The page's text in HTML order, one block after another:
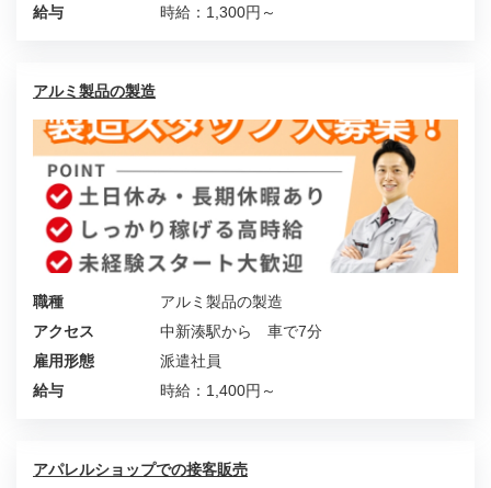
給与 時給：1,300円～
アルミ製品の製造
職種
アルミ製品の製造
アクセス
中新湊駅から 車で7分
雇用形態
派遣社員
給与
時給：1,400円～
アパレルショップでの接客販売